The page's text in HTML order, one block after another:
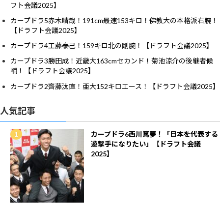
フト会議2025】
カープドラ5赤木晴哉！191cm最速153キロ！佛教大の本格派右腕！
【ドラフト会議2025】
カープドラ4工藤泰己！159キロ北の剛腕！【ドラフト会議2025】
カープドラ3勝田成！近畿大163cmセカンド！菊池涼介の後継者候
補！【ドラフト会議2025】
カープドラ2齊藤汰直！亜大152キロエース！【ドラフト会議2025】
人気記事
カープドラ6西川篤夢！「日本を代表する
遊撃手になりたい」【ドラフト会議
2025】